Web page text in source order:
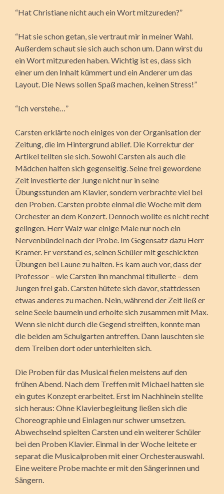
“Hat Christiane nicht auch ein Wort mitzureden?”
“Hat sie schon getan, sie vertraut mir in meiner Wahl.
Außerdem schaut sie sich auch schon um. Dann wirst du
ein Wort mitzureden haben. Wichtig ist es, dass sich
einer um den Inhalt kümmert und ein Anderer um das
Layout. Die News sollen Spaß machen, keinen Stress!”
“Ich verstehe…”
Carsten erklärte noch einiges von der Organisation der
Zeitung, die im Hintergrund ablief. Die Korrektur der
Artikel teilten sie sich. Sowohl Carsten als auch die
Mädchen halfen sich gegenseitig. Seine frei gewordene
Zeit investierte der Junge nicht nur in seine
Übungsstunden am Klavier, sondern verbrachte viel bei
den Proben. Carsten probte einmal die Woche mit dem
Orchester an dem Konzert. Dennoch wollte es nicht recht
gelingen. Herr Walz war einige Male nur noch ein
Nervenbündel nach der Probe. Im Gegensatz dazu Herr
Kramer. Er verstand es, seinen Schüler mit geschickten
Übungen bei Laune zu halten. Es kam auch vor, dass der
Professor – wie Carsten ihn manchmal titulierte – dem
Jungen frei gab. Carsten hütete sich davor, stattdessen
etwas anderes zu machen. Nein, während der Zeit ließ er
seine Seele baumeln und erholte sich zusammen mit Max.
Wenn sie nicht durch die Gegend streiften, konnte man
die beiden am Schulgarten antreffen. Dann lauschten sie
dem Treiben dort oder unterhielten sich.
Die Proben für das Musical fielen meistens auf den
frühen Abend. Nach dem Treffen mit Michael hatten sie
ein gutes Konzept erarbeitet. Erst im Nachhinein stellte
sich heraus: Ohne Klavierbegleitung ließen sich die
Choreographie und Einlagen nur schwer umsetzen.
Abwechselnd spielten Carsten und ein weiterer Schüler
bei den Proben Klavier. Einmal in der Woche leitete er
separat die Musicalproben mit einer Orchesterauswahl.
Eine weitere Probe machte er mit den Sängerinnen und
Sängern.